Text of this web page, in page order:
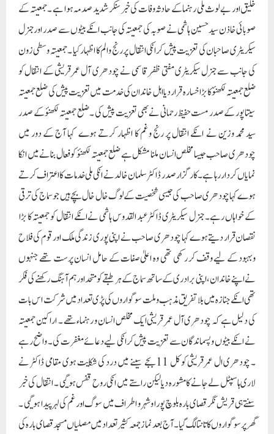
خلیق اور بے لوث ملی رہنما کے حادثہ وفات کی خبر سنکر شدید صدمہ ہوا ہے ۔ جمعیتہ کے
صوبائی خاذن سید حسین ہاشمی نے صوبہ کی جمعیتہ کی جانب انکے بیٹوں سے صدر اور جنرل
سیکریٹری صاحبان کی تعزیت پیش کر انکی انتقال پر رنج و الم کا اظہار کیا ۔ جمعیتہ وسطی زون
کی جانب سے جنرل سیکریٹری مفتی ظفر قاسمی نے چودھری آل عمر قریشی کے انتقال کو
ضلع جمعیتہ لکھنؤ کا بڑا خسارہ قرار دیا اہل خاندان کی خدمت میں تعزیت پیش کی ضلع جمعیتہ
سیتاپور کے صدر مست حفیظ رحمانی نے بھی تعزیت پیش کی ۔ ضلع جمعیتہ لکھنؤ کے صدر
سید محمد وزین نے انکے انتقال پر رنج وغم کا اظہار کرتے ہوے کہا آج کے دور میں
چودھری صاحب جیسا مخلص انسان ملنا مشکل ہے ضلع جمعیتہ لکھنؤ کو فعال بنانے میں انکا
نمایاں کردار رہا ہے ۔ کارگزار صدر ڈاکٹر سلمان خالد نے انکی ملی خدمات کا اعتراف کرتے
ہوے کہا چودھری صاحب کی جیسی شخصیت کے لوگ خال خال بچے ہیں جو سماج کی ترقی
کے خواہاں رہے ۔ جنرل سیکریٹری ڈاکٹر عبد القدوس ہاشمی نے انکے انتقال کو جمعیتہ کا بڑا
نقصان قرار دیتے ہوے کہا چودھری صاحب نے اپنی پوری زندگی ملک اور قوم کی فلاح
وبہبود کے لیے وقف کر رکھی تھی وہ اعلیٰ صفات کے حامل انسان پرست تھے جنہوں
نےاپنے خاندان ، اپنی برادری کے ساتھ سماج کے ہر طبقے کو متحد اور ہم آہنگ رکھنے کی فکر
تھی انکے جنازہ میں بلا تفریق مذہب وملت سوگواروں کی پڑی تعداد میں شرکت اس بات
کی دلیل ہے کہ چودھری آل عمر قریشی ایک مخلص انسان و رہنماء تھے ۔ اراکین جمعیتہ
نے انکے بیٹوں و پسماندگان سے تعزیت پیش کر انکی لیے دعائے مغفرت کی ۔ واضح رہے
۔ چودھری ال عمر قریشی کو کل 11بجے سینے میں درد کی شکایت ہوی مقامی ڈاکٹر نے
لاری ہاسپٹل لے جانے کامشورہ دیا لیکن راستے میں انکی روح قفس ہوگیی ۔ انتقال کی خبر
سنتے ہی قریش نگر قصای بارہ بلوچ پورا و شہرو اطراف میں سوگ اور غم کی لہر پیدا ہو گیی ۔
گھر پر سوگواروں کا تانتا لگ گیا ۔ آج بعد نماز جمعہ کثیر تعداد میں مصلیاں مسجد قصای بارہ کی